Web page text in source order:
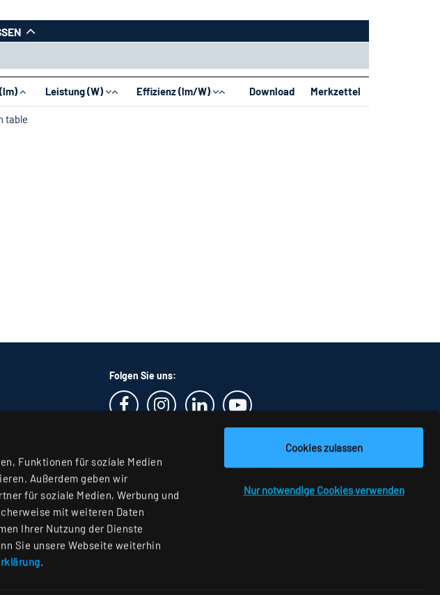
Funktionen für soziale Medien
Außerdem geben wir
für soziale Medien, Werbung und
mit weiteren Daten
Ihrer Nutzung der Dienste
Sie unsere Webseite weiterhin
.
Cookies zulassen
Nur notwendige Cookies verwenden
Leistung (W) Effizienz (lm/W) Download Merkzettel
table
Folgen Sie uns: